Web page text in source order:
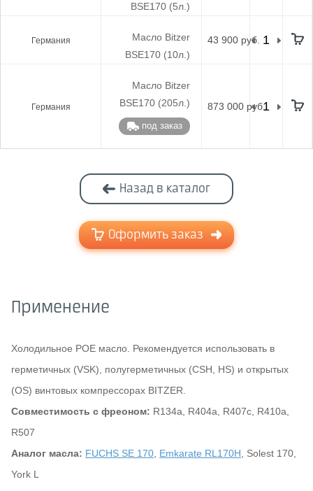
BSE170 (5л.)
Германия
Масло Bitzer
BSE170 (10л.)
43 900 руб.
Германия
Масло Bitzer
BSE170 (205л.)
под заказ
873 000 руб.
Назад в каталог
Оформить заказ
Применение
Холодильное POE масло. Рекомендуется использовать в
герметичных (VSK), полугерметичных (CSH, HS) и открытых
(OS) винтовых компрессорах BITZER.
Совместимость с фреоном: R134a, R404a, R407c, R410a,
R507
Аналог масла: FUCHS SE 170 Emkarate RL170H , Solest 170,
York L